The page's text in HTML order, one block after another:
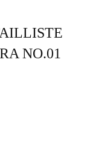
NO.01